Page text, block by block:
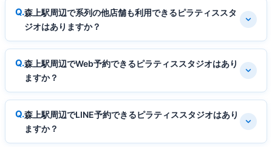
森上駅周辺で系列の他店舗も利用できるピラティススタ
ジオはありますか？
森上駅周辺でWeb予約できるピラティススタジオはあり
ますか？
森上駅周辺でLINE予約できるピラティススタジオはあり
ますか？